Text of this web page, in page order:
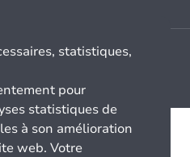
statistiques,
pour
statistiques de
à son amélioration
web. Votre